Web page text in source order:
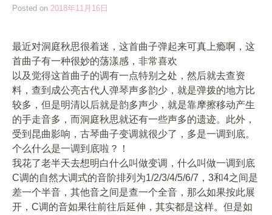
Posted on 2018年11月16日
最近对洞庭秋思很着迷，这首曲子弹起来可真上瘾啊，这
首曲子有一种很妙的荡漾感，非常喜欢
以及觉得这首曲子的调有一点特别之处，然后就去查资
料，查到成公亮古代人弹琴声多韵少，就是弹拨的地方比
较多，但是明清以后就是韵多声少，就是靠摩擦移动产生
的手走音多，而洞庭秋思就还有一些声多的遗迹。此外，
受到昆曲影响，古琴曲子变调就很少了，多是一调到底。
个么什么是一调到底啦？！
我花了老半天去想明白什么叫做变调，什么叫做一调到底
C调的自然大调式的音阶排列为1/2/3/4/5/6/7，3和4之间是
差一个半音，其他音之间是查一个全音，那么如果按此展
开，C调的音如果往前往后延伸，其实都是这样。但是如